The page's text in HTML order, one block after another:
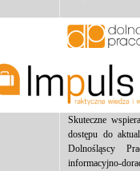
Skuteczne
dostępu do
Dolnośląscy
informacyjno-